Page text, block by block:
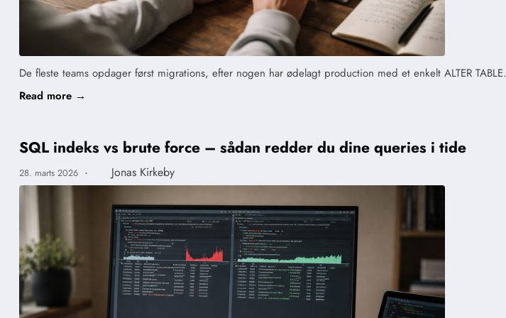
De fleste teams opdager først migrations, efter nogen har ødelagt production med et enkelt ALTER TABLE.
Read more →
SQL indeks vs brute force – sådan redder du dine queries i tide
28. marts 2026 · Jonas Kirkeby